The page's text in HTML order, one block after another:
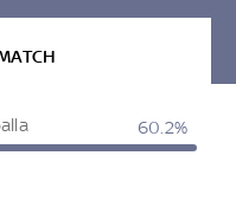
60.2%